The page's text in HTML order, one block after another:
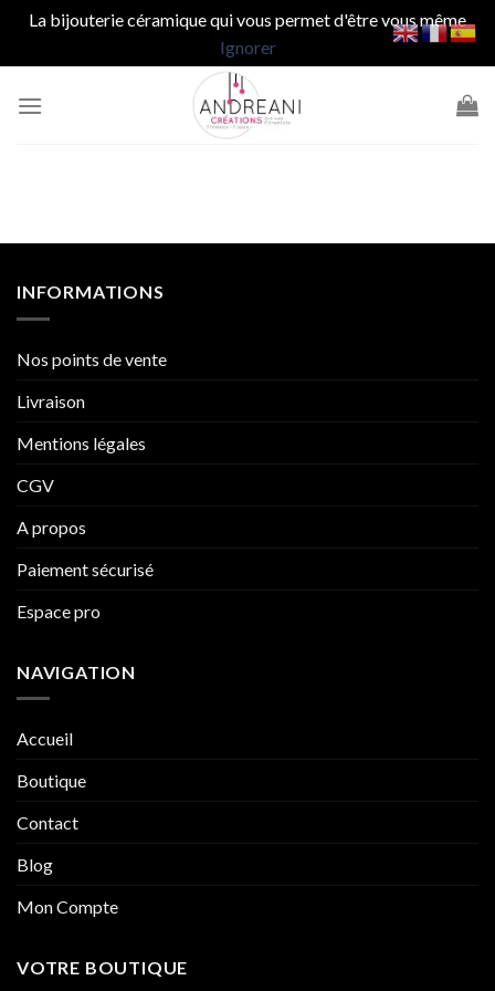
La bijouterie céramique qui vous permet d'être vous même
Ignorer
INFORMATIONS
Nos points de vente
Livraison
Mentions légales
CGV
A propos
Paiement sécurisé
Espace pro
NAVIGATION
Accueil
Boutique
Contact
Blog
Mon Compte
VOTRE BOUTIQUE